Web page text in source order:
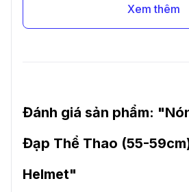
Xem thêm
Đánh giá sản phẩm: "
Đạp Thể Thao (55-59cm)
Helmet"